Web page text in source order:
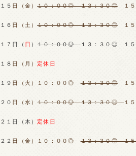
１５ 日（金）１０：００◎ １３：３０◎１
１６ 日（土）１０：００◎ １３：３０◎１５
１７日（ 日 ）１０：００◎１３：３０◎ １
１８ 日（月）定休日
１９ 日（火）１０：００◎ １３：３０◎１５
２０ 日（水）１０：００◎ １３：３０◎ １
２１日（木 ）定休日
２２ 日（金）１０：００◎ １３：３０◎ １